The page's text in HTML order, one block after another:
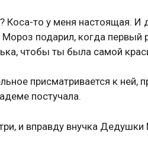
Коса-то у меня настоящая. И
подарил, когда первый
чтобы ты была самой
присматривается к ней,
постучала.
и вправду внучка